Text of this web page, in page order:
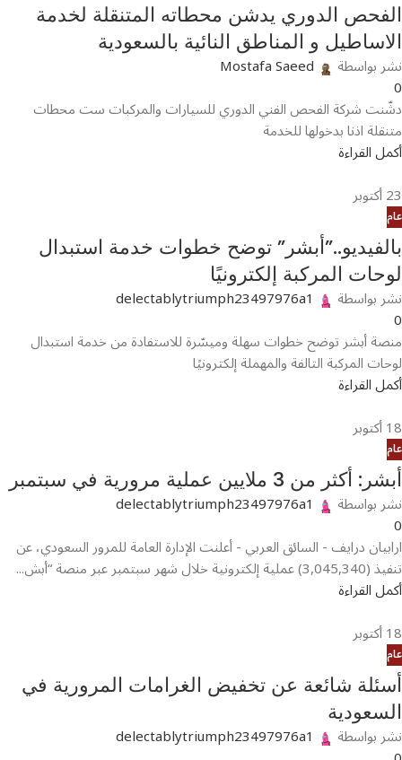
الفحص الدوري يدشن محطاته المتنقلة لخدمة
الاساطيل و المناطق النائية بالسعودية
نشر بواسطة Mostafa Saeed
0
دشّنت شركة الفحص الفني الدوري للسيارات والمركبات ست محطات
متنقلة اذنا بدخولها للخدمة
أكمل القراءة
23أكتوبر
عام
بالفيديو..”أبشر” توضح خطوات خدمة استبدال
لوحات المركبة إلكترونيًا
نشر بواسطة delectablytriumph23497976a1
0
منصة أبشر توضح خطوات سهلة وميسّرة للاستفادة من خدمة استبدال
لوحات المركبة التالفة والمهملة إلكترونيًا
أكمل القراءة
18أكتوبر
عام
أبشر: أكثر من 3 ملايين عملية مرورية في سبتمبر
نشر بواسطة delectablytriumph23497976a1
0
ارابيان درايف - السائق العربي - أعلنت الإدارة العامة للمرور السعودي، عن
تنفيذ (3,045,340) عملية إلكترونية خلال شهر سبتمبر عبر منصة “أبش...
أكمل القراءة
18أكتوبر
عام
أسئلة شائعة عن تخفيض الغرامات المرورية في
السعودية
نشر بواسطة delectablytriumph23497976a1